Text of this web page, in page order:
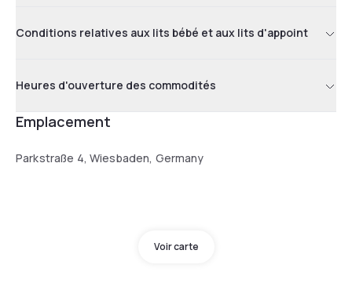
Conditions relatives aux lits bébé et aux lits d'appoint
Heures d'ouverture des commodités
Emplacement
Parkstraße 4, Wiesbaden, Germany
Voir carte